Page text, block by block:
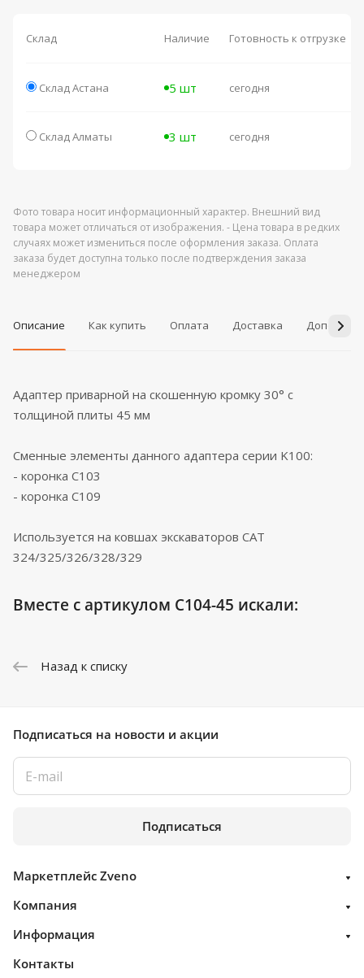
Склад Наличие Готовность к отгрузке
Склад Астана 5 шт сегодня
Склад Алматы 3 шт сегодня
Фото товара носит информационный характер. Внешний вид
товара может отличаться от изображения. - Цена товара в редких
случаях может измениться после оформления заказа. Оплата
заказа будет доступна только после подтверждения заказа
менеджером
Описание Как купить Оплата Доставка
Адаптер приварной на скошенную кромку 30° с
толщиной плиты 45 мм
Сменные элементы данного адаптера серии K100:
- коронка C103
- коронка C109
Используется на ковшах экскаваторов CAT
324/325/326/328/329
Вместе с артикулом C104-45 искали:
Назад к списку
Подписаться на новости и акции
Подписаться
Маркетплейс Zveno
Компания
Информация
Контакты